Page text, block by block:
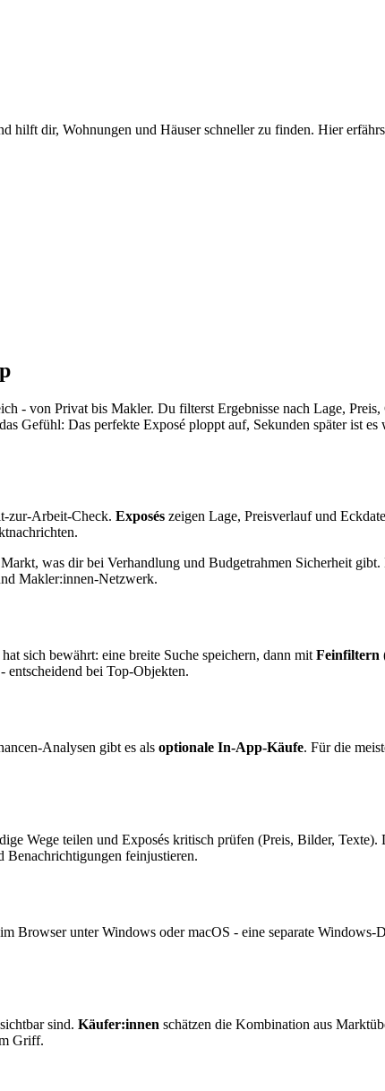
hilft dir, Wohnungen und Häuser schneller zu finden. Hier
- von Privat bis Makler. Du filterst Ergebnisse nach Lage,
Gefühl: Das perfekte Exposé ploppt auf, Sekunden später ist
zur-Arbeit-Check. Exposés zeigen Lage, Preisverlauf und
was dir bei Verhandlung und Budgetrahmen Sicherheit gibt.
Makler:innen-Netzwerk.
sich bewährt: eine breite Suche speichern, dann mit Feinfiltern
- entscheidend bei Top-Objekten.
Analysen gibt es als optionale In-App-Käufe. Für die
Wege teilen und Exposés kritisch prüfen (Preis, Bilder,
Benachrichtigungen feinjustieren.
Browser unter Windows oder macOS - eine separate
sind. Käufer:innen schätzen die Kombination aus
Griff.